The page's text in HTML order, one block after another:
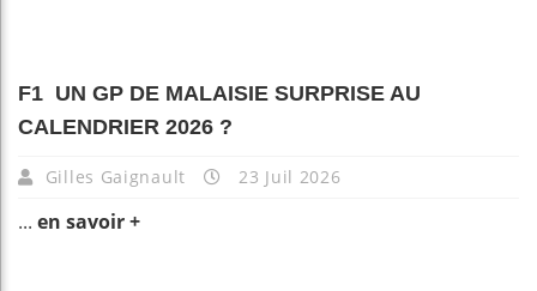
F1 UN GP DE MALAISIE SURPRISE AU
CALENDRIER 2026 ?
Gilles Gaignault 23 Juil 2026
... en savoir +